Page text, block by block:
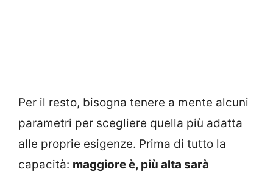
Per il resto, bisogna tenere a mente alcuni
parametri per scegliere quella più adatta
alle proprie esigenze. Prima di tutto la
capacità: maggiore è, più alta sarà